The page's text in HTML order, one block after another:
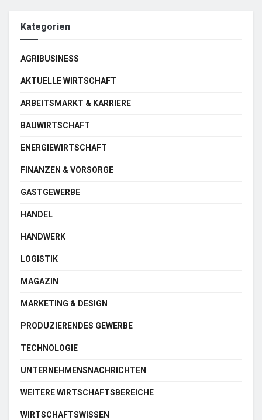
Kategorien
AGRIBUSINESS
AKTUELLE WIRTSCHAFT
ARBEITSMARKT & KARRIERE
BAUWIRTSCHAFT
ENERGIEWIRTSCHAFT
FINANZEN & VORSORGE
GASTGEWERBE
HANDEL
HANDWERK
LOGISTIK
MAGAZIN
MARKETING & DESIGN
PRODUZIERENDES GEWERBE
TECHNOLOGIE
UNTERNEHMENSNACHRICHTEN
WEITERE WIRTSCHAFTSBEREICHE
WIRTSCHAFTSWISSEN